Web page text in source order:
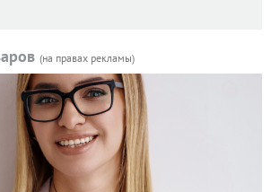
(на правах рекламы)